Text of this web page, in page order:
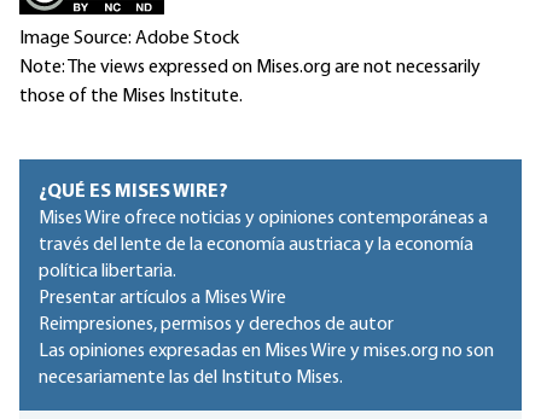
Image Source: Adobe Stock
Note: The views expressed on Mises.org are not necessarily
those of the Mises Institute.
¿QUÉ ES MISES WIRE?
Mises Wire ofrece noticias y opiniones contemporáneas a
través del lente de la economía austriaca y la economía
política libertaria.
Presentar artículos a Mises Wire
Reimpresiones, permisos y derechos de autor
Las opiniones expresadas en Mises Wire y mises.org no son
necesariamente las del Instituto Mises.